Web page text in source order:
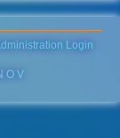
Login
O V